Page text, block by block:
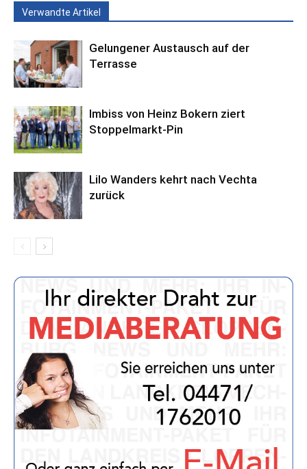
Verwandte Artikel
Gelungener Austausch auf der
Terrasse
Imbiss von Heinz Bokern ziert
Stoppelmarkt-Pin
Lilo Wanders kehrt nach Vechta
zurück